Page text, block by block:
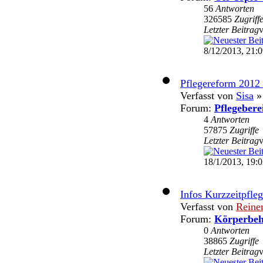
56 Antworten
326585 Zugriffe
Letzter Beitrag
8/12/2013,
Pflegereform 2012
Verfasst von Sisa
Forum:
4 Antworten
57875 Zugriffe
Letzter Beitrag
18/1/2013,
Infos
Verfasst von
Forum:
0 Antworten
38865 Zugriffe
Letzter Beitrag